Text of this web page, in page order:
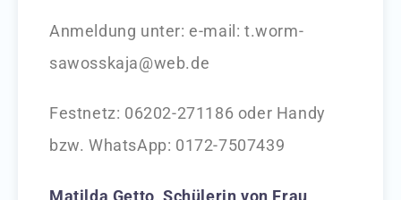
Anmeldung unter: e-mail: t.worm-
sawosskaja@web.de
Festnetz: 06202-271186 oder Handy
bzw. WhatsApp: 0172-7507439
Matilda Getto, Schülerin von Frau